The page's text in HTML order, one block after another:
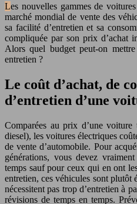
Les nouvelles gammes de voitures électriques font sensation sur le
marché mondial de vente des
sa facilité d’entretien et sa
compliquée par son prix d’achat
Alors quel budget peut-on
entretien ?
Le coût d’achat, de
d’entretien d’une
Comparées au prix d’une voiture
diesel), les voitures électriques
de vente d’automobile. Pour
générations, vous devez
temps sauf pour ceux qui en ont
entretien, ces véhicules sont plutôt
nécessitent pas trop d’entretien à
révisions de temps en temps.